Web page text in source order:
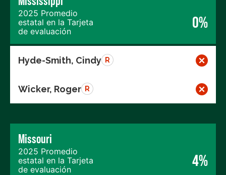
2025 Promedio
estatal en la Tarjeta
de evaluación
0%
Hyde-Smith, Cindy R
Wicker, Roger R
Missouri
2025 Promedio
estatal en la Tarjeta
de evaluación
4%